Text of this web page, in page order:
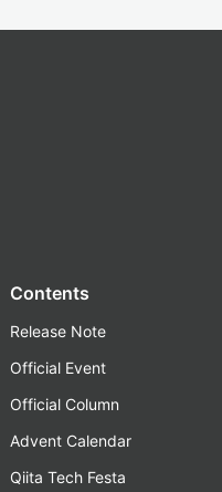
Contents
Release Note
Official Event
Official Column
Advent Calendar
Qiita Tech Festa